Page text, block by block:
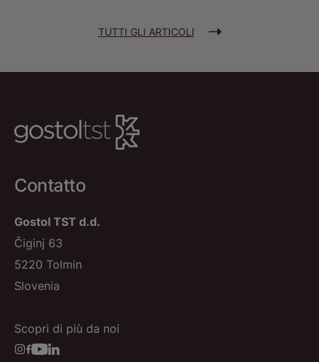
TUTTI GLI ARTICOLI
Contatto
Gostol TST d.d.
Čiginj 63
5220 Tolmin
Slovenia
Scopri di più da noi